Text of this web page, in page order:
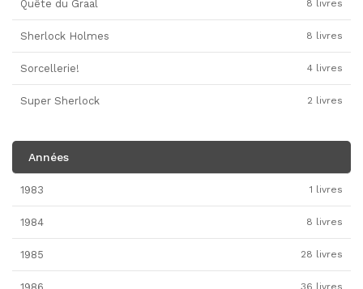
Quête du Graal 8 livres
Sherlock Holmes 8 livres
Sorcellerie! 4 livres
Super Sherlock 2 livres
Années
1983 1 livres
1984 8 livres
1985 28 livres